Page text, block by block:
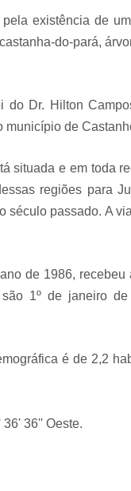
existência de
do-pará,
Dr. Hilton
município de
situada e em toda
regiões para
passado. A
de 1986, recebeu
1º de janeiro
é de 2,2
36'' Oeste.